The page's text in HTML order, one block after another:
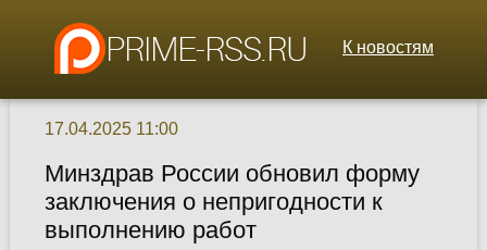
К новостям
17.04.2025 11:00
Минздрав России обновил форму
заключения о непригодности к
выполнению работ